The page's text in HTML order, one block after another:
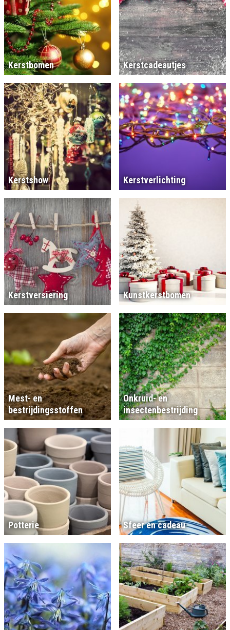
Kerstbomen Kerstcadeautjes
Kerstshow Kerstverlichting
Kerstversiering Kunstkerstbomen
Mest- en
bestrijdingsstoffen
Onkruid- en
insectenbestrijding
Potterie Sfeer en cadeau